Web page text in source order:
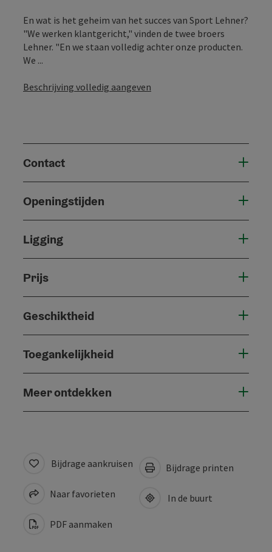
En wat is het geheim van het succes van Sport Lehner?
"We werken klantgericht," vinden de twee broers
Lehner. "En we staan volledig achter onze producten.
We ...
Beschrijving volledig aangeven
Contact
Openingstijden
Ligging
Prijs
Geschiktheid
Toegankelijkheid
Meer ontdekken
Bijdrage aankruisen
Naar favorieten
PDF aanmaken
Bijdrage printen
In de buurt